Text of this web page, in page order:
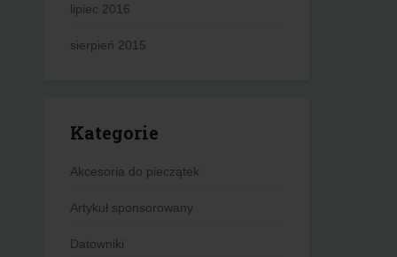
lipiec 2016
sierpień 2015
Kategorie
Akcesoria do pieczątek
Artykuł sponsorowany
Datowniki